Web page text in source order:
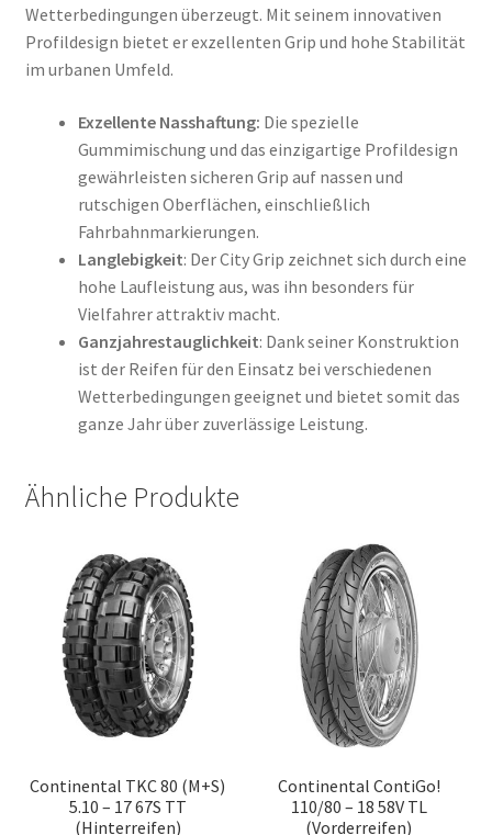
Wetterbedingungen überzeugt. Mit seinem innovativen
Profildesign bietet er exzellenten Grip und hohe Stabilität
im urbanen Umfeld.
Exzellente Nasshaftung: Die spezielle
Gummimischung und das einzigartige Profildesign
gewährleisten sicheren Grip auf nassen und
rutschigen Oberflächen, einschließlich
Fahrbahnmarkierungen.
Langlebigkeit: Der City Grip zeichnet sich durch eine
hohe Laufleistung aus, was ihn besonders für
Vielfahrer attraktiv macht.
Ganzjahrestauglichkeit: Dank seiner Konstruktion
ist der Reifen für den Einsatz bei verschiedenen
Wetterbedingungen geeignet und bietet somit das
ganze Jahr über zuverlässige Leistung.
Ähnliche Produkte
Continental TKC 80 (M+S)
5.10 – 17 67S TT
(Hinterreifen)
Continental ContiGo!
110/80 – 18 58V TL
(Vorderreifen)